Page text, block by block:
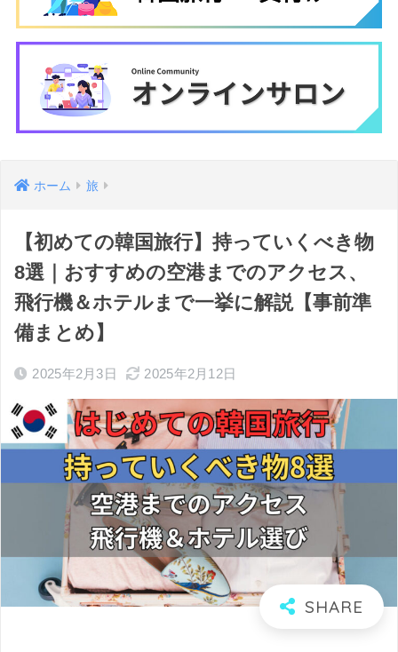
ホーム 旅
【初めての韓国旅行】持っていくべき物
8選｜おすすめの空港までのアクセス、
飛行機＆ホテルまで一挙に解説【事前準
備まとめ】
2025年2月3日 2025年2月12日